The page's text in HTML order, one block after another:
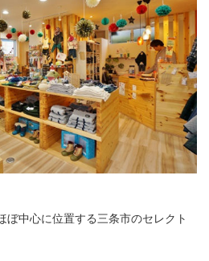
ぼ中心に位置する三条市のセレクト